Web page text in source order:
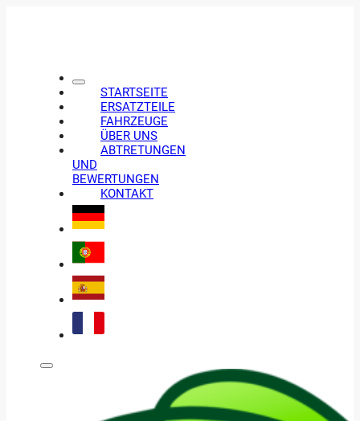
STARTSEITE
ERSATZTEILE
FAHRZEUGE
ÜBER UNS
ABTRETUNGEN
UND
BEWERTUNGEN
KONTAKT